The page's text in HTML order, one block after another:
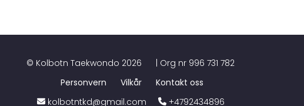
© Kolbotn Taekwondo 2026 | Org nr 996 731 782
Personvern
Vilkår
Kontakt oss
kolbotntkd@gmail.com
+4792434896